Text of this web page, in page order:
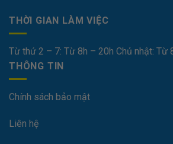
THỜI GIAN LÀM VIỆC
Từ thứ 2 – 7: Từ 8h – 20h Chủ nhật: Từ
THÔNG TIN
Chính sách bảo mật
Liên hệ